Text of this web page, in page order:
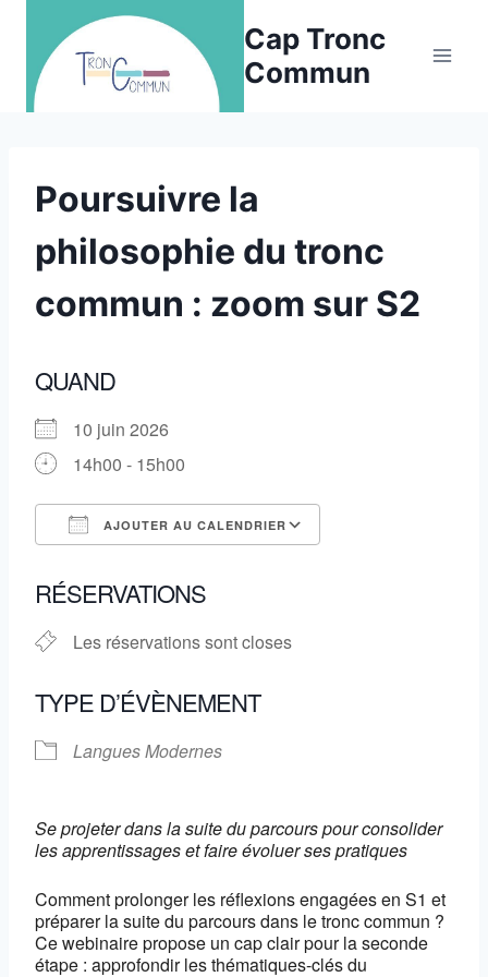
contenu
Cap Tronc
Commun
Poursuivre la
philosophie du tronc
commun : zoom sur S2
QUAND
10 juin 2026
14h00 - 15h00
AJOUTER AU CALENDRIER
RÉSERVATIONS
Les réservations sont closes
TYPE D’ÉVÈNEMENT
Langues Modernes
Se projeter dans la suite du parcours pour consolider
les apprentissages et faire évoluer ses pratiques
Comment prolonger les réflexions engagées en S1 et
préparer la suite du parcours dans le tronc commun ?
Ce webinaire propose un cap clair pour la seconde
étape : approfondir les thématiques-clés du